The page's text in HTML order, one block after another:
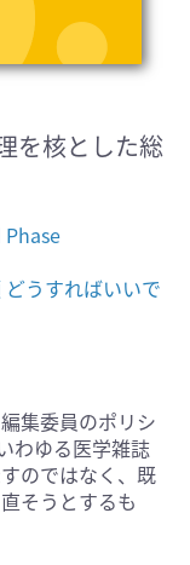
を核とした総
うすればいいで
集委員のポリシ
わゆる医学雑誌
のではなく、既
そうとするも